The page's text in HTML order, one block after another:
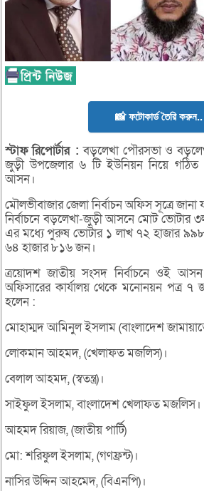
📸 ফটোকার্ড তৈরি করুন..
স্টাফ রিপোর্টার: বড়লেখা পৌরসভা ও
জুড়ী উপজেলার ৬ টি ইউনিয়ন নিয়ে গঠিত
আসন।
মৌলভীবাজার জেলা নির্বাচন অফিস সূত্রে
নির্বাচনে বড়লেখা-জুড়ী আসনে মোট ভোটার
এর মধ্যে পুরুষ ভোটার ১ লাখ ৭২ হাজার
৬৪ হাজার ৮১৬ জন।
ত্রয়োদশ জাতীয় সংসদ নির্বাচনে ওই আসন
অফিসারের কার্যালয় থেকে মনোনয়ন পত্র ৭
হলেন :
মোহাম্মদ আমিনুল ইসলাম (বাংলাদেশ
লোকমান আহমদ, (খেলাফত মজলিস)।
বেলাল আহমদ, (স্বতন্ত্র)।
সাইফুল ইসলাম, বাংলাদেশ খেলাফত মজলিস।
আহমদ রিয়াজ, (জাতীয় পার্টি)
মো: শরিফুল ইসলাম, (গণফ্রন্ট)।
নাসির উদ্দিন আহমেদ, (বিএনপি)।